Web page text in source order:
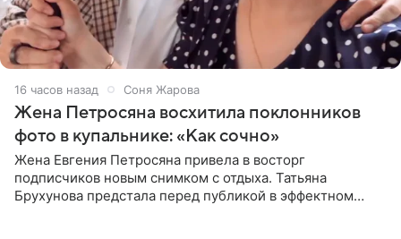
16 часов назад Соня Жарова
Жена Петросяна восхитила поклонников
фото в купальнике: «Как сочно»
Жена Евгения Петросяна привела в восторг
подписчиков новым снимком с отдыха. Татьяна
Брухунова предстала перед публикой в эффектном